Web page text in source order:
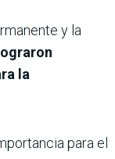
y la
la
para el